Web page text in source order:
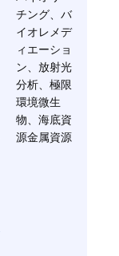
チング、バ
イオレメデ
ィエーショ
ン、放射光
分析、極限
環境微生
物、海底資
源金属資源